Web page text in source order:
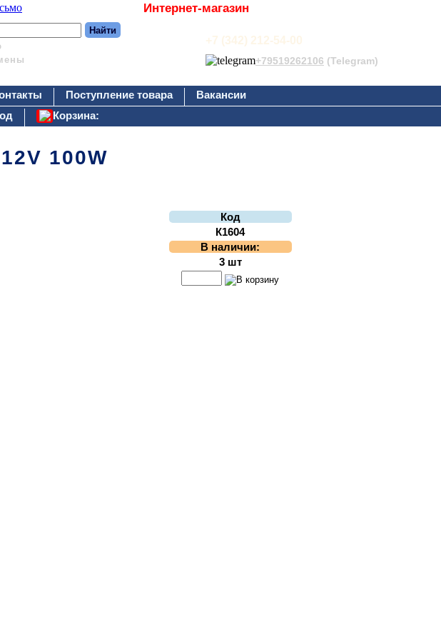
Интернет-магазин
+7 (342) 212-54-00
+79519262106 (Telegram)
Поступление товара
Вакансии
Корзина:
100W
Код
К1604
В наличии:
3 шт